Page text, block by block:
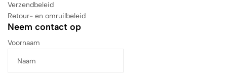
Verzendbeleid
Retour- en omruilbeleid
Neem contact op
Voornaam